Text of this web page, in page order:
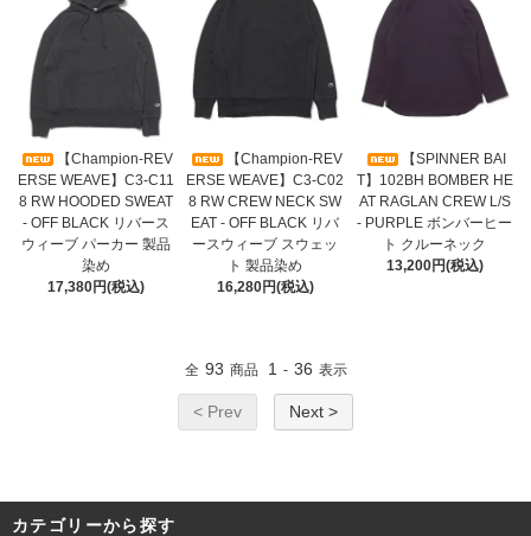
【Champion-REV
ERSE WEAVE】C3-C11
8 RW HOODED SWEAT
- OFF BLACK リバース
ウィーブ パーカー 製品
染め
17,380円(税込)
【Champion-REV
ERSE WEAVE】C3-C02
8 RW CREW NECK SW
EAT - OFF BLACK リバ
ースウィーブ スウェッ
ト 製品染め
16,280円(税込)
【SPINNER BAI
T】102BH BOMBER HE
AT RAGLAN CREW L/S
- PURPLE ボンバーヒー
ト クルーネック
13,200円(税込)
全 93 商品 1 - 36 表示
< Prev Next >
カテゴリーから探す